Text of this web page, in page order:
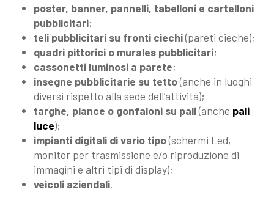
poster, banner, pannelli, tabelloni e cartelloni
pubblicitari;
teli pubblicitari su fronti ciechi(pareti cieche);
quadri pittorici o murales pubblicitari;
cassonetti luminosi a parete;
insegne pubblicitarie su tetto(anche in luoghi
diversi rispetto alla sede dell’attività);
targhe, plance o gonfaloni su pali(anche pali
luce);
impianti digitali di vario tipo(schermi Led,
monitor per trasmissione e/o riproduzione di
immagini e altri tipi di display);
veicoli aziendali.